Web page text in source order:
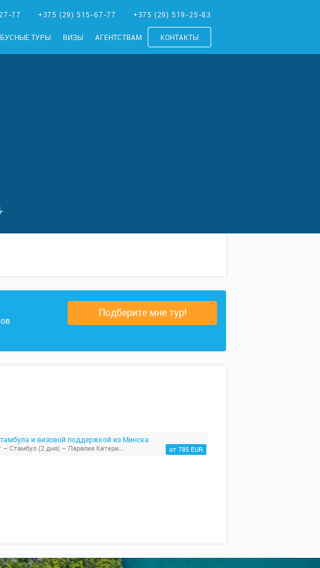
77 +375 (29) 515-67-77 +375 (29) 519-25-83
ТУРЫ ВИЗЫ АГЕНТСТВАМ КОНТАКТЫ
Подберите мне тур!
и визовой поддержкой из Минска
от 785 EUR